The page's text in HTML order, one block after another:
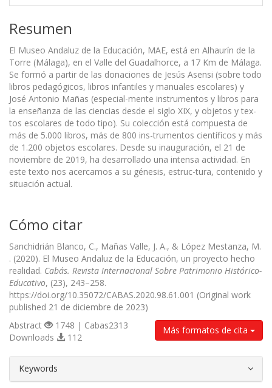
Resumen
El Museo Andaluz de la Educación, MAE, está en Alhaurín de la
Torre (Málaga), en el Valle del Guadalhorce, a 17 Km de Málaga.
Se formó a partir de las donaciones de Jesús Asensi (sobre todo
libros pedagógicos, libros infantiles y manuales escolares) y
José Antonio Mañas (especial-mente instrumentos y libros para
la enseñanza de las ciencias desde el siglo XIX, y objetos y tex-
tos escolares de todo tipo). Su colección está compuesta de
más de 5.000 libros, más de 800 ins-trumentos científicos y más
de 1.200 objetos escolares. Desde su inauguración, el 21 de
noviembre de 2019, ha desarrollado una intensa actividad. En
este texto nos acercamos a su génesis, estruc-tura, contenido y
situación actual.
Cómo citar
Sanchidrián Blanco, C., Mañas Valle, J. A., & López Mestanza, M.
. (2020). El Museo Andaluz de la Educación, un proyecto hecho
realidad. Cabás. Revista Internacional Sobre Patrimonio Histórico-
Educativo, (23), 243–258.
https://doi.org/10.35072/CABAS.2020.98.61.001 (Original work
published 21 de diciembre de 2023)
Más formatos de cita
Abstract
1748 | Cabas2313
Downloads
112
Keywords